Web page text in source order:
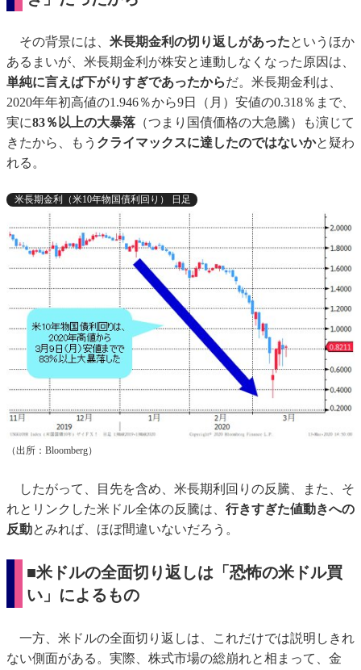
その背景には、 米長期金利の切り返しがあったというほか
あるまいが、米長期金利が株安と連動しなくなった原因は、
単純に言えば下がりすぎであったからだ。米長期金利は、
2020年年初高値の1.946％から9日（月）安値の0.318％まで、
実に83％以上の大暴落 （つまり国債価格の大急騰）も演じて
きたから、もう クライマックスに達したのではないかと疑わ
れる。
米長期金利（米10年物国債利回り） 日足
（出所：Bloomberg）
したがって、目先を含め、米長期利回りの反騰、また、そ
れとリンクした米ドル全体の反騰は、 行きすぎた値動きへの
反動とみれば、ほぼ間違いないだろう。
■米ドルの全面切り返しは「恐怖の米ドル買
い」によるもの
一方、米ドルの全面切り返しは、これだけでは説明しきれ
ない側面がある。実際、株式市場の総崩れと相まって、金